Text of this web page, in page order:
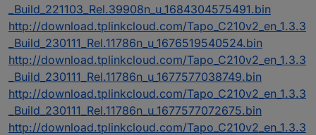
_Build_221103_Rel.39908n_u_1684304575491.bin
http://download.tplinkcloud.com/Tapo_C210v2_en_1.3.3
_Build_230111_Rel.11786n_u_1676519540524.bin
http://download.tplinkcloud.com/Tapo_C210v2_en_1.3.3
_Build_230111_Rel.11786n_u_1677577038749.bin
http://download.tplinkcloud.com/Tapo_C210v2_en_1.3.3
_Build_230111_Rel.11786n_u_1677577072675.bin
http://download.tplinkcloud.com/Tapo_C210v2_en_1.3.3